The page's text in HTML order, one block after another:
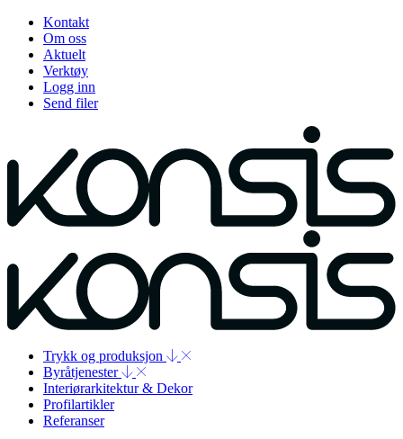
Kontakt
Om oss
Aktuelt
Verktøy
Logg inn
Send filer
Trykk og produksjon
Byråtjenester
Interiørarkitektur & Dekor
Profilartikler
Referanser